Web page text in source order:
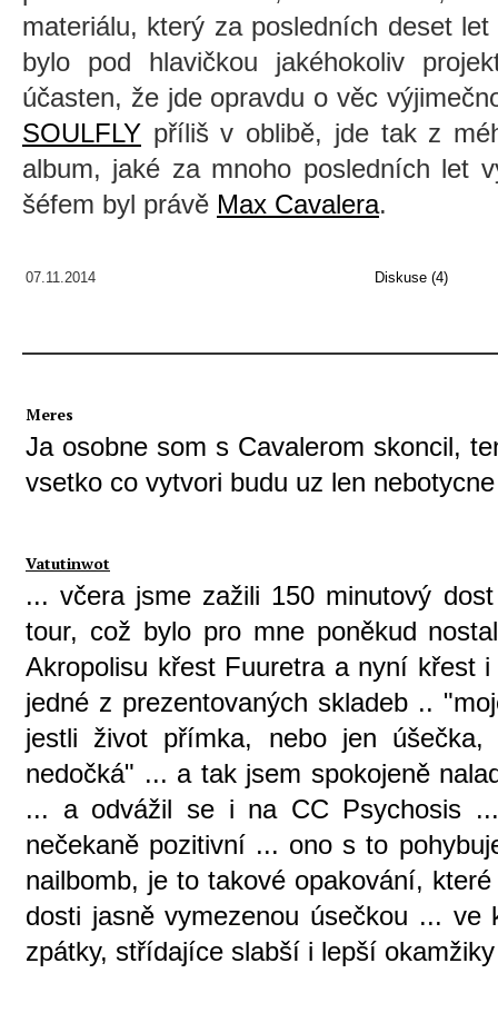
materiálu, který za posledních deset
bylo pod hlavičkou jakéhokoliv
účasten, že jde opravdu o věc
SOULFLY příliš v oblibě, jde tak z
album, jaké za mnoho posledních let
šéfem byl právě Max Cavalera.
07.11.2014 Diskuse (4)
Meres
Ja osobne som s Cavalerom skoncil,
vsetko co vytvori budu uz len
Vatutinwot
... včera jsme zažili 150 minutový
tour, což bylo pro mne poněkud
Akropolisu křest Fuuretra a nyní křest
jedné z prezentovaných skladeb ..
jestli život přímka, nebo jen
nedočká" ... a tak jsem spokojeně
... a odvážil se i na CC Psychosis
nečekaně pozitivní ... ono s to
nailbomb, je to takové opakování,
dosti jasně vymezenou úsečkou ...
zpátky, střídajíce slabší i lepší